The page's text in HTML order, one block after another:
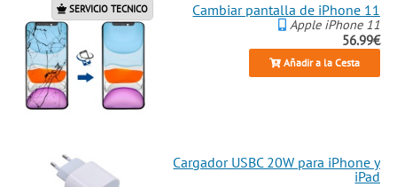
SERVICIO TECNICO Cambiar pantalla de iPhone 11
Apple iPhone 11
56.99€
Añadir a la Cesta
Cargador USBC 20W para iPhone y
iPad